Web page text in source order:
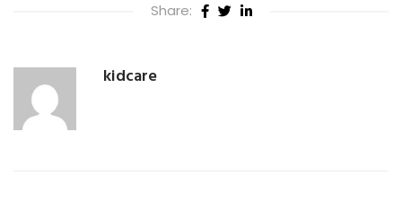
Share:
kidcare